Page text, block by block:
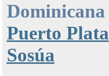
Dominicana
Puerto Plata
Sosúa